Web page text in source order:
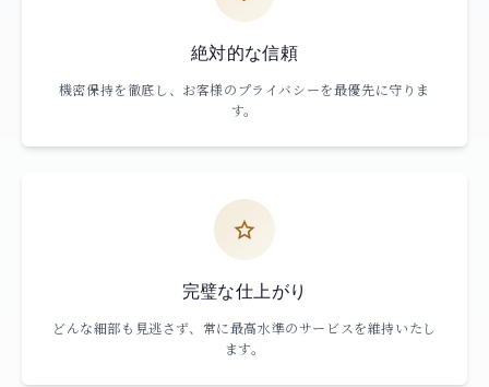
絶対的な信頼
機密保持を徹底し、お客様のプライバシーを最優先に守りま
す。
完璧な仕上がり
どんな細部も見逃さず、常に最高水準のサービスを維持いたし
ます。